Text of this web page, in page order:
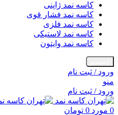
کاسه نمد ژاپنی
کاسه نمد فشار قوی
کاسه نمد فلزی
کاسه نمد لاستیکی
کاسه نمد وایتون
ورود / ثبت نام
منو
ورود / ثبت نام
0 مورد 0 تومان